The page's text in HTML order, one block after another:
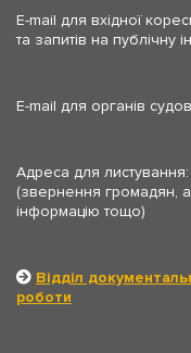
E-mail для вхідної
та запитів на публічну
E-mail для органів
Адреса для
(звернення громадян,
інформацію тощо)
Відділ
роботи